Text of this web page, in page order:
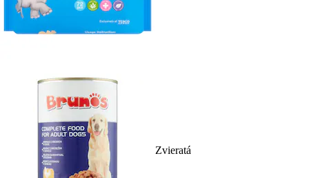
Zvieratá